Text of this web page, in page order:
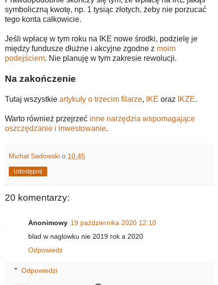
symboliczną kwotę, np. 1 tysiąc złotych, żeby nie porzucać
tego konta całkowicie.
Jeśli wpłacę w tym roku na IKE nowe środki, podzielę je
między fundusze dłużne i akcyjne zgodne z moim
podejściem. Nie planuję w tym zakresie rewolucji.
Na zakończenie
Tutaj wszystkie artykuły o trzecim filarze, IKE oraz IKZE.
Warto również przejrzeć inne narzędzia wspomagające
oszczędzanie i inwestowanie.
Michał Sadowski o 10:45
Udostępnij
20 komentarzy:
Anonimowy 19 października 2020 12:10
blad w naglowku nie 2019 rok a 2020
Odpowiedz
Odpowiedzi